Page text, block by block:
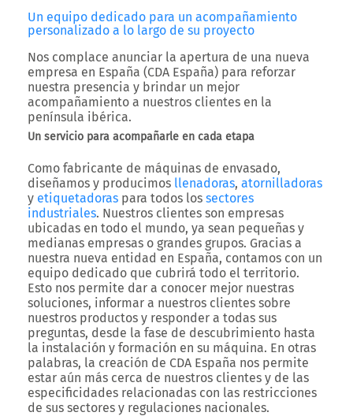
Un equipo dedicado para un acompañamiento
personalizado a lo largo de su proyecto
Nos complace anunciar la apertura de una nueva
empresa en España (CDA España) para reforzar
nuestra presencia y brindar un mejor
acompañamiento a nuestros clientes en la
península ibérica.
Un servicio para acompañarle en cada etapa
Como fabricante de máquinas de envasado,
diseñamos y producimos llenadoras, atornilladoras
y etiquetadoras para todos los sectores
industriales. Nuestros clientes son empresas
ubicadas en todo el mundo, ya sean pequeñas y
medianas empresas o grandes grupos. Gracias a
nuestra nueva entidad en España, contamos con un
equipo dedicado que cubrirá todo el territorio.
Esto nos permite dar a conocer mejor nuestras
soluciones, informar a nuestros clientes sobre
nuestros productos y responder a todas sus
preguntas, desde la fase de descubrimiento hasta
la instalación y formación en su máquina. En otras
palabras, la creación de CDA España nos permite
estar aún más cerca de nuestros clientes y de las
especificidades relacionadas con las restricciones
de sus sectores y regulaciones nacionales.